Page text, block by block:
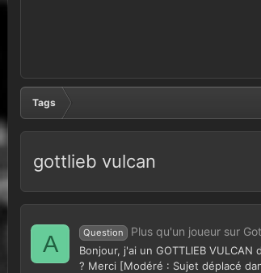
Tags
gottlieb vulcan
A Question Plus qu'un joueur sur
Bonjour, j'ai un GOTTLIEB
? Merci [Modéré : Sujet déplacé